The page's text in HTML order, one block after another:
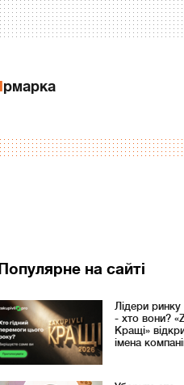
Ярмарка
Популярне на сайті
Лідери ринку
- хто вони?
Кращі»
імена